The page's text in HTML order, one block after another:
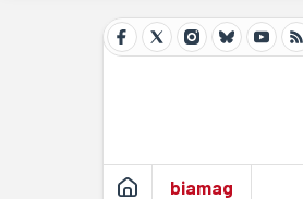
biamag